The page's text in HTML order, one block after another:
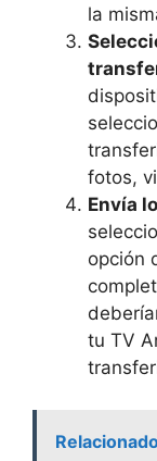
la
fotos,
Envía
opción
tu TV